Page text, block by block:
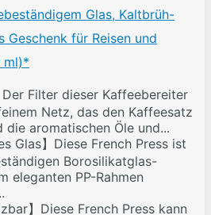
Glas, Kaltbrüh-
Geschenk für Reisen und
ml)*
Der Filter dieser Kaffeebereiter
Netz, das den Kaffeesatz
aromatischen Öle und...
Glas】Diese French Press ist
Borosilikatglas-
eleganten PP-Rahmen
】Diese French Press kann